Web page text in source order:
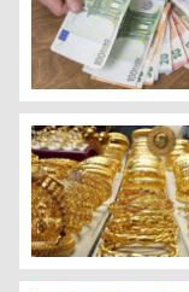
Euro rekor
Gram altın tüm